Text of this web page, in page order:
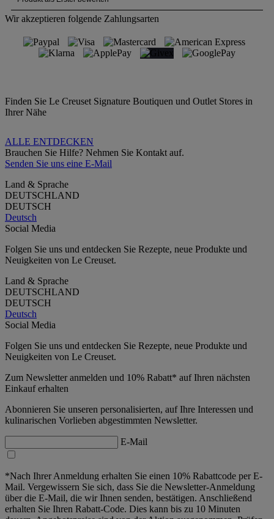
Wir akzeptieren folgende Zahlungsarten
Finden Sie Le Creuset Signature Boutiquen und Outlet Stores in
Ihrer Nähe
ALLE ENTDECKEN
Brauchen Sie Hilfe? Nehmen Sie Kontakt auf.
Senden Sie uns eine E-Mail
Land & Sprache
DEUTSCHLAND
DEUTSCH
Deutsch
Social Media
Folgen Sie uns und entdecken Sie Rezepte, neue Produkte und
Neuigkeiten von Le Creuset.
Land & Sprache
DEUTSCHLAND
DEUTSCH
Deutsch
Social Media
Folgen Sie uns und entdecken Sie Rezepte, neue Produkte und
Neuigkeiten von Le Creuset.
Zum Newsletter anmelden und 10% Rabatt* auf Ihren nächsten
Einkauf erhalten
Abonnieren Sie unseren personalisierten, auf Ihre Interessen und
kulinarischen Vorlieben abgestimmten Newsletter.
E-Mail
*Nach Ihrer Anmeldung erhalten Sie einen 10% Rabattcode per E-
Mail. Vergewissern Sie sich, dass Sie die Newsletter-Anmeldung
über die E-Mail, die wir Ihnen senden, bestätigen. Anschließend
erhalten Sie Ihren Rabatt-Code. Dies kann bis zu 10 Minuten